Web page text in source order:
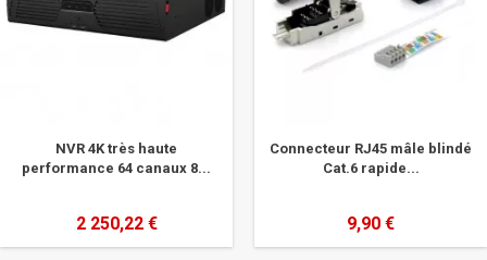
NVR 4K très haute
performance 64 canaux 8...
2 250,22 €
Connecteur RJ45 mâle blindé
Cat.6 rapide...
9,90 €